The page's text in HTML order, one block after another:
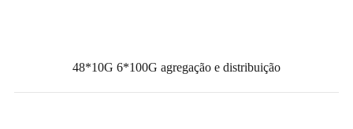
48*10G 6*100G agregação e distribuição